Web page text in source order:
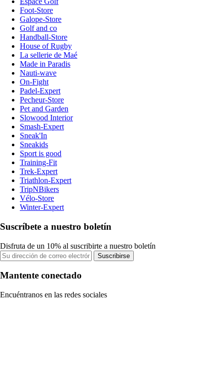
Foot-Store
Galope-Store
Golf and co
Handball-Store
House of Rugby
La sellerie de Maé
Made in Paradis
Nauti-wave
On-Fight
Padel-Expert
Pecheur-Store
Pet and Garden
Slowood Interior
Smash-Expert
Sneak'In
Sneakids
Sport is good
Training-Fit
Trek-Expert
Triathlon-Expert
TripNBikers
Vélo-Store
Winter-Expert
Suscríbete a nuestro boletín
Disfruta de un 10% al suscribirte a nuestro boletín
Suscribirse
Mantente conectado
Encuéntranos en las redes sociales